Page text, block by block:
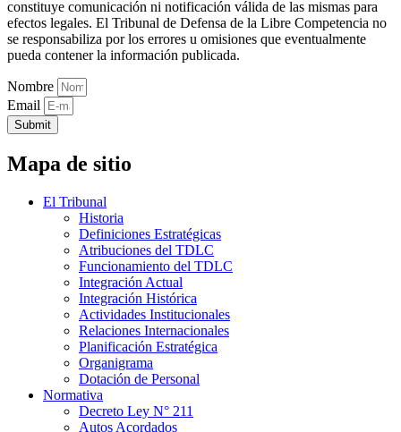
constituye comunicación ni notificación válida de las mismas para
efectos legales. El Tribunal de Defensa de la Libre Competencia no
se responsabiliza por los errores u omisiones que eventualmente
pueda contener la información publicada.
Nombre
Email
Submit
Mapa de sitio
El Tribunal
Historia
Definiciones Estratégicas
Atribuciones del TDLC
Funcionamiento del TDLC
Integración Actual
Integración Histórica
Actividades Institucionales
Relaciones Internacionales
Planificación Estratégica
Organigrama
Dotación de Personal
Normativa
Decreto Ley N° 211
Autos Acordados